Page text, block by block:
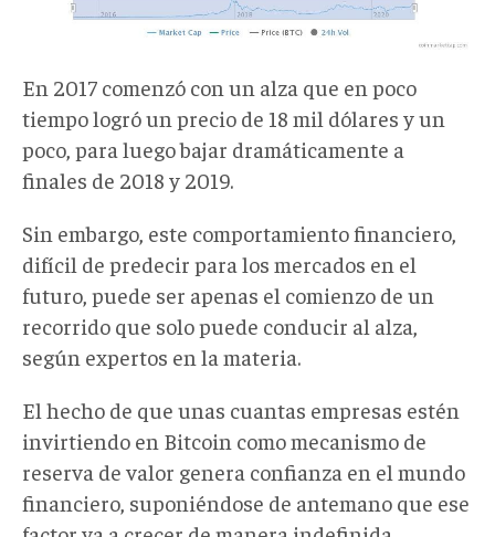
En 2017 comenzó con un alza que en poco
tiempo logró un precio de 18 mil dólares y un
poco, para luego bajar dramáticamente a
finales de 2018 y 2019.
Sin embargo, este comportamiento financiero,
difícil de predecir para los mercados en el
futuro, puede ser apenas el comienzo de un
recorrido que solo puede conducir al alza,
según expertos en la materia.
El hecho de que unas cuantas empresas estén
invirtiendo en Bitcoin como mecanismo de
reserva de valor genera confianza en el mundo
financiero, suponiéndose de antemano que ese